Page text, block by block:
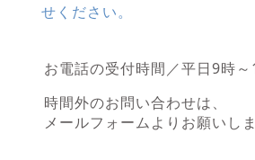
せください。
お電話の受付時間／平日9時
時間外のお問い合わせは、
メールフォームよりお願いしま